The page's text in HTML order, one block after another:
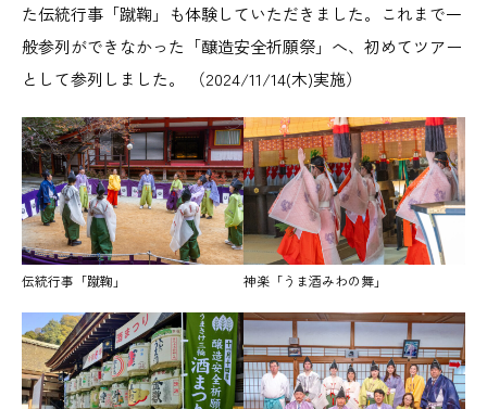
た伝統行事「蹴鞠」も体験していただきました。これまで一
般参列ができなかった「醸造安全祈願祭」へ、初めてツアー
として参列しました。 （2024/11/14(木)実施）
伝統行事「蹴鞠」 神楽「うま酒みわの舞」